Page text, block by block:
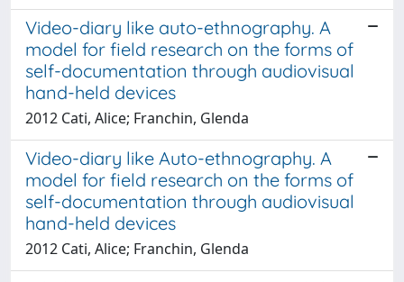
Video-diary like auto-ethnography. A
model for field research on the forms of
self-documentation through audiovisual
hand-held devices
2012 Cati, Alice; Franchin, Glenda
Video-diary like Auto-ethnography. A
model for field research on the forms of
self-documentation through audiovisual
hand-held devices
2012 Cati, Alice; Franchin, Glenda